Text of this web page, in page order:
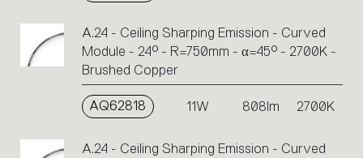
A.24 - Ceiling Sharping Emission - Curved
Module - 24° - R=750mm - α=45° - 2700K -
Brushed Copper
AQ62818 11W 808lm 2700K
A.24 - Ceiling Sharping Emission - Curved